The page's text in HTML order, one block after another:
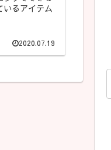
るアイテム
2020.07.19